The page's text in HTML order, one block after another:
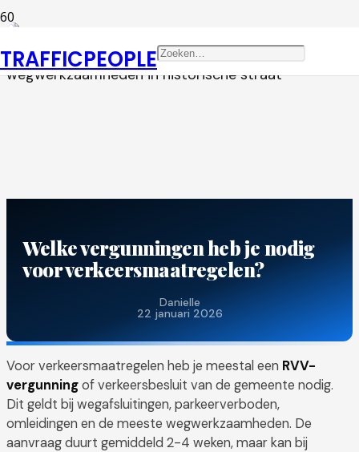
TRAFFICPEOPLE
Welke vergunningen heb je nodig
voor verkeersmaatregelen?
Door
Danielle
22 januari 2026
Voor verkeersmaatregelen heb je meestal een RVV-
vergunningof verkeersbesluit van de gemeente nodig.
Dit geldt bij wegafsluitingen, parkeerverboden,
omleidingen en de meeste wegwerkzaamheden. De
aanvraag duurt gemiddeld 2-4 weken, maar kan bij